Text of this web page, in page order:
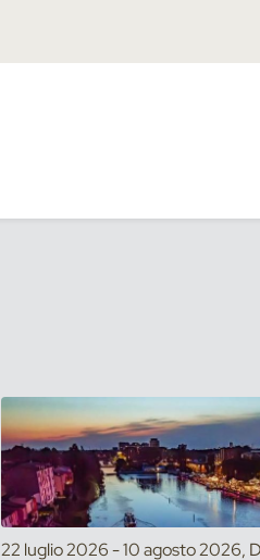
22 luglio 2026 - 10 agosto 2026,